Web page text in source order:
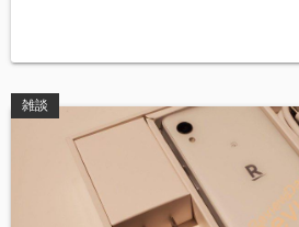
雑談